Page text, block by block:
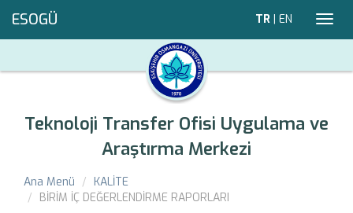
ESOGÜ TR | EN
Teknoloji Transfer Ofisi Uygulama ve
Araştırma Merkezi
Ana Menü
KALİTE
BİRİM İÇ DEĞERLENDİRME RAPORLARI